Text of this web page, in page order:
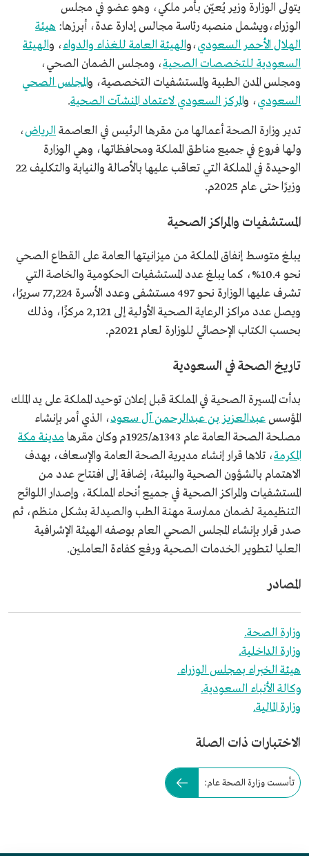
يتولى الوزارة وزير يُعيّن بأمر ملكي، وهو عضو في مجلس
الوزراء،ويشمل منصبه رئاسة مجالس إدارة عدة، أبرزها: هيئة
الهلال الأحمر السعودي،والهيئة العامة للغذاء والدواء، والهيئة
السعودية للتخصصات الصحية، ومجلس الضمان الصحي،
ومجلس المدن الطبية والمستشفيات التخصصية، والمجلس الصحي
السعودي، والمركز السعودي لاعتماد المنشآت الصحية.
تدير وزارة الصحة أعمالها من مقرها الرئيس في العاصمة الرياض،
ولها فروع في جميع مناطق المملكة ومحافظاتها، وهي الوزارة
الوحيدة في المملكة التي تعاقب عليها بالأصالة والنيابة والتكليف 22
وزيرًا حتى عام 2025م.
المستشفيات والمراكز الصحية
يبلغ متوسط إنفاق المملكة من ميزانيتها العامة على القطاع الصحي
نحو 10.4%، كما يبلغ عدد المستشفيات الحكومية والخاصة التي
تشرف عليها الوزارة نحو 497 مستشفى وعدد الأسرة 77,224 سريرًا،
ويصل عدد مراكز الرعاية الصحية الأولية إلى 2,121 مركزًا، وذلك
بحسب الكتاب الإحصائي للوزارة لعام 2021م.
تاريخ الصحة في السعودية
بدأت المسيرة الصحية في المملكة قبل إعلان توحيد المملكة على يد الملك
المؤسسعبدالعزيز بن عبدالرحمن آل سعود، الذي أمر بإنشاء
مصلحة الصحة العامة عام 1343هـ/1925م وكان مقرها
مدينة مكة
المكرمة، تلاها قرار إنشاء مديرية الصحة العامة والإسعاف، بهدف
الاهتمام بالشؤون الصحية والبيئة، إضافة إلى افتتاح عدد من
المستشفيات والمراكز الصحية في جميع أنحاء المملكة، وإصدار اللوائح
التنظيمية لضمان ممارسة مهنة الطب والصيدلة بشكل منظم، ثم
صدر قرار بإنشاء المجلس الصحي العام بوصفه الهيئة الإشرافية
العليا لتطوير الخدمات الصحية ورفع كفاءة العاملين.
المصادر
وزارة الصحة.
وزارة الداخلية.
هيئة الخبراء بمجلس الوزراء.
وكالة الأنباء السعودية.
وزارة المالية.
الاختبارات ذات الصلة
تأسست وزارة الصحة عام: